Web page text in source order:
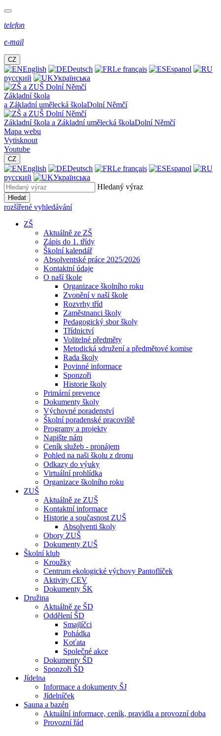
telefon
e-mail
CZ
English Deutsch Le français
Espanol
русский
Українська
Základní škola
a Základní umělecká školaDolní Němčí
Základní škola a Základní umělecká školaDolní Němčí
Mapa webu
Vytisknout
Youtube
CZ
English Deutsch Le français
Espanol
русский
Українська
Hledaný výraz
Hledat
rozšířené vyhledávání
ZŠ
Aktuálně ze ZŠ
Zápis do 1. třídy
Školní kalendář
Absolventské práce 2025/2026
Kontaktní údaje
O naší škole
Organizace školního roku
Zvonění v naší škole
Rozvrhy tříd
Zaměstnanci školy
Pedagogický sbor školy
Třídnictví
Volitelné předměty
Metodická sdružení a předmětové komise
Rada školy
Povinné informace
Sponzoři
Historie školy
Primární prevence
Dokumenty školy
Výchovné poradenství
Školní poradenské pracoviště
Programy a projekty
Napište nám
Ceník služeb - pronájem
Pohled na naši školu z dronu
Odkazy do výuky
Virtuální prohlídka
Organizace školního roku
ZUŠ
Aktuálně ze ZUŠ
Kontaktní informace
Historie a současnost ZUŠ
Absolventi školy
Obory ZUŠ
Dokumenty ZUŠ
Školní klub
Kroužky
Centrum ekologické výchovy Pantoflíček
Aktivity CEV
Dokumenty ŠK
Družina
Aktuálně ze ŠD
Oddělení ŠD
Smajlíčci
Pohádka
Koťata
Společné akce
Dokumenty ŠD
Sponzoři ŠD
Jídelna
Informace a dokumenty ŠJ
Jídelníček
Sauna a bazén
Aktuální informace, ceník, pravidla a provozní doba
Provozní řád